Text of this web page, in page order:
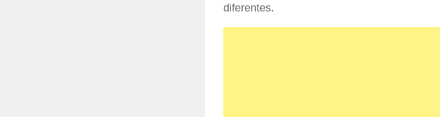
diferentes.